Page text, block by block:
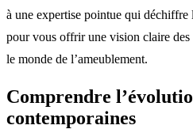
à une expertise pointue qui déchiffre
pour vous offrir une vision claire
le monde de l’ameublement.
Comprendre
contemporaines